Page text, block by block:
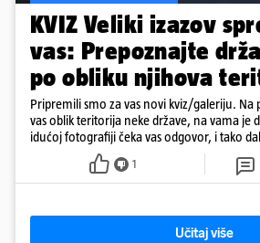
KVIZ Veliki izazov
vas: Prepoznajte
po obliku njihova
Pripremili smo za vas novi kviz/galeriju. Na
vas oblik teritorija neke države, na vama je
idućoj fotografiji čeka vas odgovor, i tako
možete sve ispravno prepoznati? Neće vam
kviz, malo se zabavite i barem na nekoliko
od toplinskog vala...
1
Učitaj više